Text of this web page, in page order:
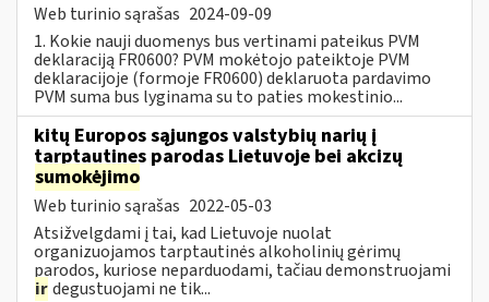
Web turinio sąrašas 2024-09-09
1. Kokie nauji duomenys bus vertinami pateikus PVM
deklaraciją FR0600? PVM mokėtojo pateiktoje PVM
deklaracijoje (formoje FR0600) deklaruota pardavimo
PVM suma bus lyginama su to paties mokestinio...
kitų Europos sąjungos valstybių narių į
tarptautines parodas Lietuvoje bei akcizų
sumokėjimo
Web turinio sąrašas 2022-05-03
Atsižvelgdami į tai, kad Lietuvoje nuolat
organizuojamos tarptautinės alkoholinių gėrimų
parodos, kuriose neparduodami, tačiau demonstruojami
irdegustuojami ne tik...